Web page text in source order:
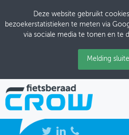
Deze website gebruikt
bezoekerstatistieken te meten via
via sociale media te tonen en te
Melding